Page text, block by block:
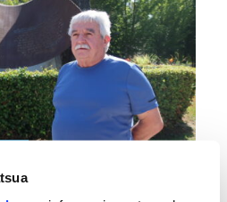
gehienetan, jendeak